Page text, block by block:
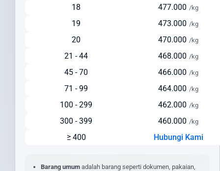
Solusi hemat untuk pengiriman yang tidak terlalu mendesak
Cek Ongkir ke Saint Eustatius Dengan Mudah
untuk mempersiapkan anggaran pengiriman Anda. Intrasia.id
menyediakan kalkulator tarif yang akurat dan transparan pada
Faktor yang memengaruhi biaya pengiriman ke Saint Eustatius
Jenis layanan yang dipilih (express/standard)
Nilai barang dan asuransi (opsional)
18 477.000 /kg
19 473.000 /kg
20 470.000 /kg
21 - 44 468.000 /kg
45 - 70 466.000 /kg
71 - 99 464.000 /kg
100 - 299 462.000 /kg
300 - 399 460.000 /kg
≥ 400 Hubungi Kami
Barang umum adalah barang seperti dokumen, pakaian,